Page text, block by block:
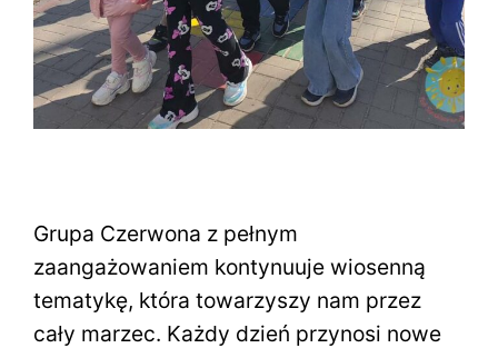
Grupa Czerwona z pełnym
zaangażowaniem kontynuuje wiosenną
tematykę, która towarzyszy nam przez
cały marzec. Każdy dzień przynosi nowe